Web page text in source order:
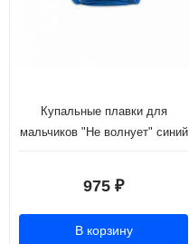
Купальные плавки для
мальчиков "Не волнует" синий
975 ₽
В корзину